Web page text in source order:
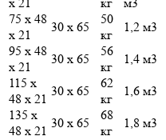
75 х 48
х 21
30 х 65
50
кг
1,2 м3
95 х 48
х 21
30 х 65
56
кг
1,4 м3
115 х
48 х 21
30 х 65
62
кг
1,6 м3
135 х
48 х 21
30 х 65
68
кг
1,8 м3